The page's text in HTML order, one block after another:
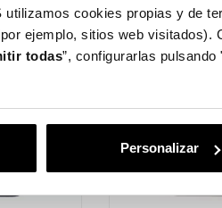
utilizamos cookies propias y de
ejemplo, sitios web visitados).
todas”, configurarlas pulsando
Personalizar